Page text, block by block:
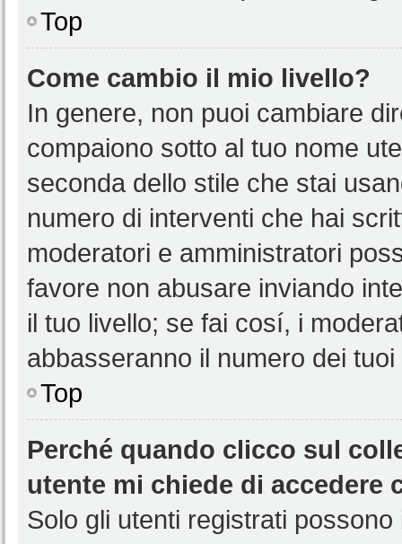
Top
Come cambio il mio livello?
In genere, non puoi cambiare
compaiono sotto al tuo nome
seconda dello stile che stai
numero di interventi che hai
moderatori e amministratori
favore non abusare inviando
il tuo livello; se fai cosí, i
abbasseranno il numero dei
Top
Perché quando clicco sul
utente mi chiede di accedere
Solo gli utenti registrati